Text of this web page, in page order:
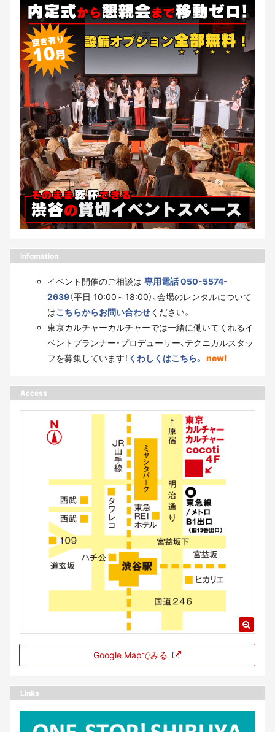
Infomation
イベント開催のご相談は 専用電話 050-5574-
2639（平日 10:00～18:00）、会場のレンタルについて
はこちらからお問い合わせください。
東京カルチャーカルチャーでは一緒に働いてくれるイ
ベントプランナー・プロデューサー、テクニカルスタッ
フを募集しています！ くわしくはこちら。 new!
Access
Google Mapでみる
Links